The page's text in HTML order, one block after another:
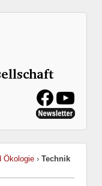
Ökologie › Technik